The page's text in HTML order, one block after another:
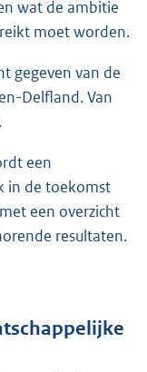
wat de ambitie
moet worden.
gegeven van de
Delfland. Van
een
in de toekomst
een overzicht
resultaten.